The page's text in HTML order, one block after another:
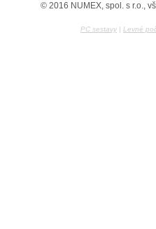
© 2016 NUMEX, spol. s r.o.,
PC sestavy | Levné